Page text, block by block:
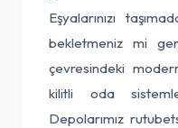
Eşyalarınızı
bekletmeniz mi
çevresindeki
kilitli oda
Depolarımız